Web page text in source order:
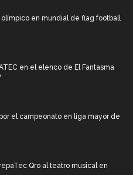
olímpico en mundial de flag football
en el elenco de El Fantasma
el campeonato en liga mayor de
Qro al teatro musical en